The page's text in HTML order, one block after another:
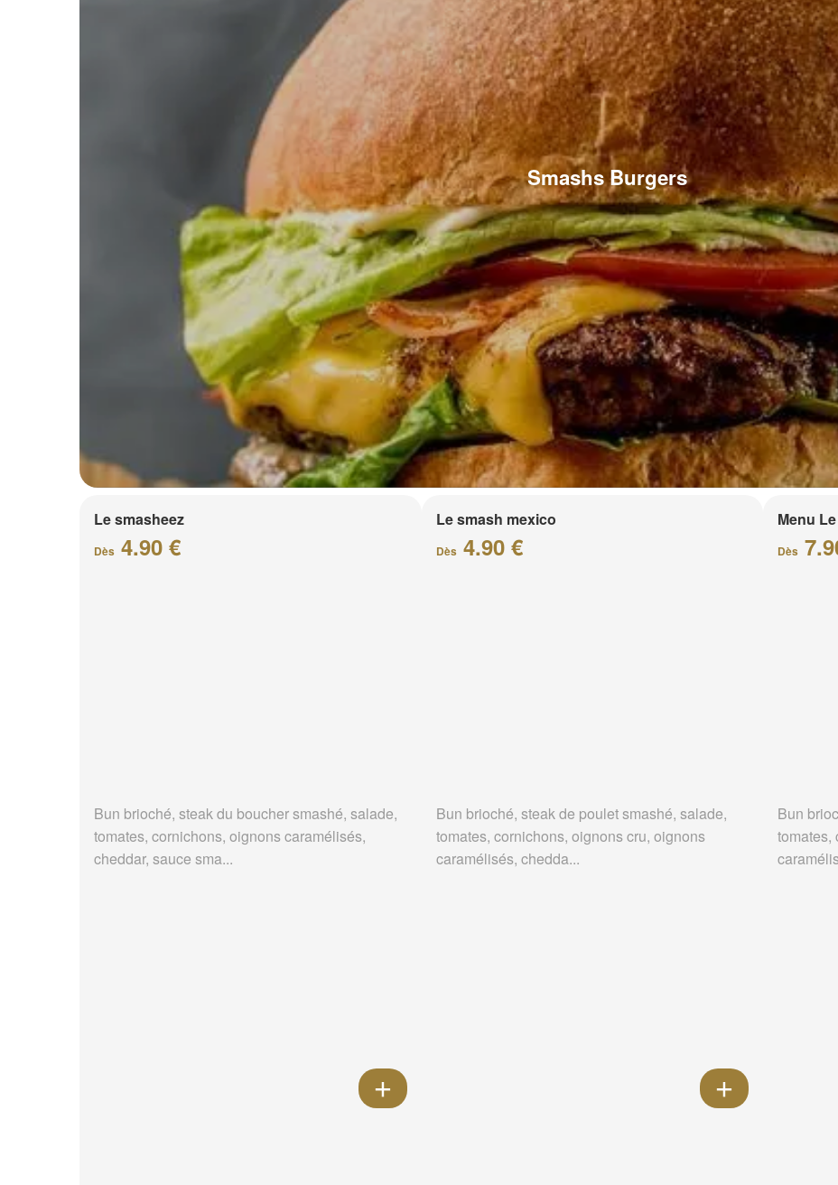
Smashs Burgers
Le smasheez
Dès 4.90 €
Bun brioché, steak du boucher smashé, salade,
tomates, cornichons, oignons caramélisés,
cheddar, sauce sma...
Le smash mexico
Dès 4.90 €
Bun brioché, steak de poulet smashé, salade,
tomates, cornichons, oignons cru, oignons
caramélisés, chedda...
Menu
Dès
Bun
tomates,